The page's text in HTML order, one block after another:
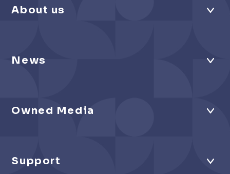
About us
News
Owned Media
Support